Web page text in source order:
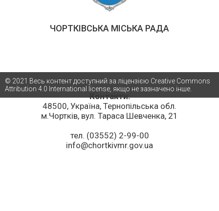
ЧОРТКІВСЬКА МІСЬКА РАДА
Контакти:
48500, Україна, Тернопільська обл.
м.Чортків, вул. Тараса Шевченка, 21
тел. (03552) 2-99-00
info@chortkivmr.gov.ua
© 2021 Весь контент доступний за ліцензією Creative Commons
Attribution 4.0 International license, якщо не зазначено інше.